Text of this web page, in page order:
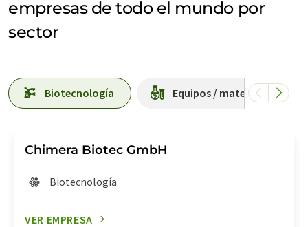
empresas de todo el mundo por
sector
Biotecnología Equipos / material de
Chimera Biotec GmbH
Biotecnología
VER EMPRESA